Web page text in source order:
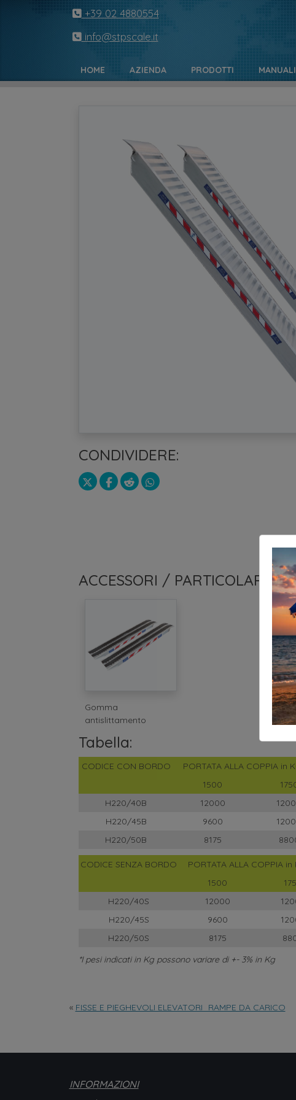
+39 02 4880554
info@stpscale.it
HOME AZIENDA PRODOTTI MANUALI
CONDIVIDERE:
ACCESSORI / PARTICOLARI
Gomma
antislittamento
Tabella:
CODICE CON BORDO PORTATA ALLA COPPIA in
1500
H220/40B
12000
H220/45B
9600
H220/50B
8175
CODICE SENZA BORDO PORTATA ALLA COPPIA in
1500
H220/40S
12000
H220/45S
9600
H220/50S
8175
*I pesi indicati in Kg possono variare di +- 3% in Kg
« FISSE E PIEGHEVOLI ELEVATORI_RAMPE DA CARICO
INFORMAZIONI